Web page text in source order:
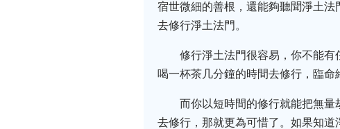
宿世微細的善根，還能夠聽聞淨土
去修行淨土法門。
修行淨土法門很容易，你不能
喝一杯茶几分鐘的時間去修行，臨命
而你以短時間的修行就能把無
去修行，那就更為可惜了。如果知